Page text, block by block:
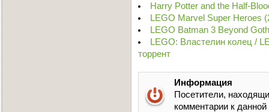
Harry Potter and the Half-
LEGO Marvel Super Heroes
LEGO Batman 3 Beyond
LEGO: Властелин колец /
торрент
Информация
Посетители,
комментарии к